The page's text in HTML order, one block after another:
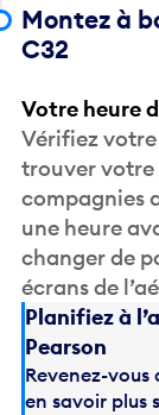
C32
Vérifiez votre
trouver votre
compagnies
une heure
changer de
écrans de
Planifiez à
Pearson
Revenez-vous
en savoir plus
attendre.